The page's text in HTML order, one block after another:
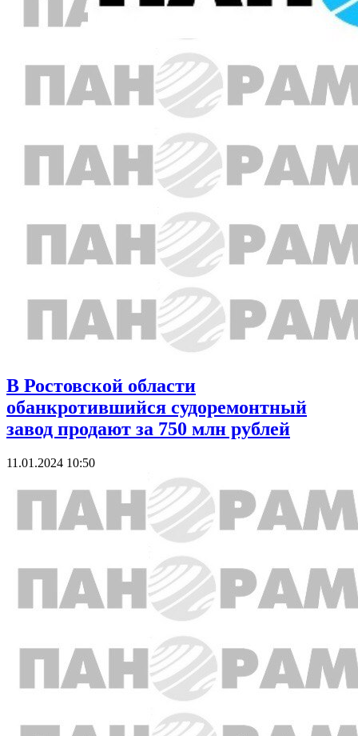
В Ростовской области
обанкротившийся судоремонтный
завод продают за 750 млн рублей
11.01.2024 10:50